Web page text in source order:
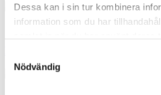
Dessa kan i sin tur kombinera
information som du har
Nödvändig